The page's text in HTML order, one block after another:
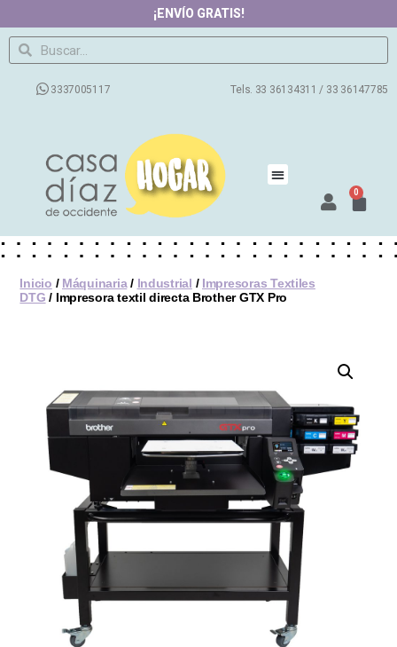
¡ENVÍO GRATIS!
3337005117 Tels. 33 36134311 / 33 36147785
0
Inicio / Máquinaria/ Industrial / Impresoras Textiles
DTG / Impresora textil directa Brother GTX Pro